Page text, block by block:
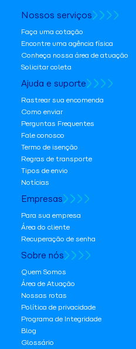
Nossos serviços
Faça uma cotação
Encontre uma agência física
Conheça nossa área de atuação
Solicitar coleta
Ajuda e suporte
Rastrear sua encomenda
Como enviar
Perguntas Frequentes
Fale conosco
Termo de isenção
Regras de transporte
Tipos de envio
Notícias
Empresas
Para sua empresa
Área do cliente
Recuperação de senha
Sobre nós
Quem Somos
Área de Atuação
Nossas rotas
Política de privacidade
Programa de Integridade
Blog
Glossário